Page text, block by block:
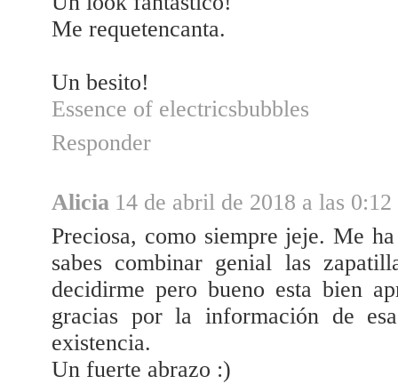
Me requetencanta.
Un besito!
Essence of electricsbubbles
Responder
Alicia 14 de abril de 2018 a las 0:12
Preciosa, como siempre jeje. Me
sabes combinar genial las
decidirme pero bueno esta bien
gracias por la información de
existencia.
Un fuerte abrazo :)